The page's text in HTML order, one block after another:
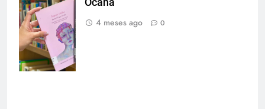
Literatura.
Créditos de la
fotografía:
Nancy Lucio.
4 meses ago
0